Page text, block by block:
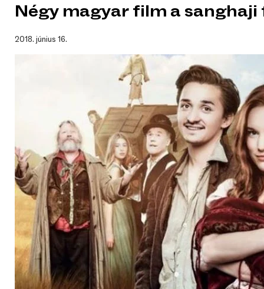
Négy magyar film a
2018. június 16.